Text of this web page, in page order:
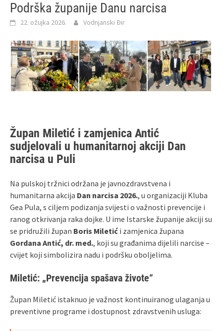
Podrška županije Danu narcisa
22. ožujka 2026. Vodnjanski Đir
Župan Miletić i zamjenica Antić
sudjelovali u humanitarnoj akciji Dan
narcisa u Puli
Na pulskoj tržnici održana je javnozdravstvena i
humanitarna akcija Dan narcisa 2026., u organizaciji Kluba
Gea Pula, s ciljem podizanja svijesti o važnosti prevencije i
ranog otkrivanja raka dojke. U ime Istarske županije akciji su
se pridružili župan Boris Miletić i zamjenica župana
Gordana Antić, dr. med., koji su građanima dijelili narcise –
cvijet koji simbolizira nadu i podršku oboljelima.
Miletić: „Prevencija spašava živote“
Župan Miletić istaknuo je važnost kontinuiranog ulaganja u
preventivne programe i dostupnost zdravstvenih usluga: